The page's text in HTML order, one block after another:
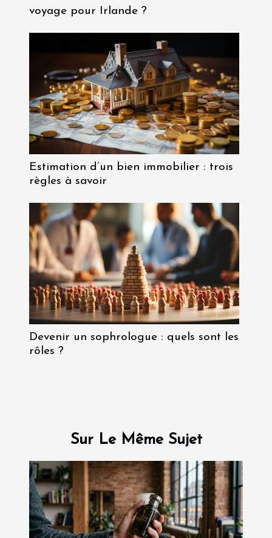
voyage pour Irlande ?
Estimation d’un bien immobilier : trois
règles à savoir
Devenir un sophrologue : quels sont les
rôles ?
Sur Le Même Sujet